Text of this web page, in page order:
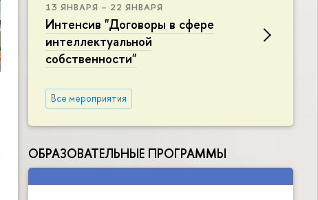
13 ЯНВАРЯ – 22 ЯНВАРЯ
Интенсив "Договоры в сфере
интеллектуальной
собственности"
Все мероприятия
ОБРАЗОВАТЕЛЬНЫЕ ПРОГРАММЫ